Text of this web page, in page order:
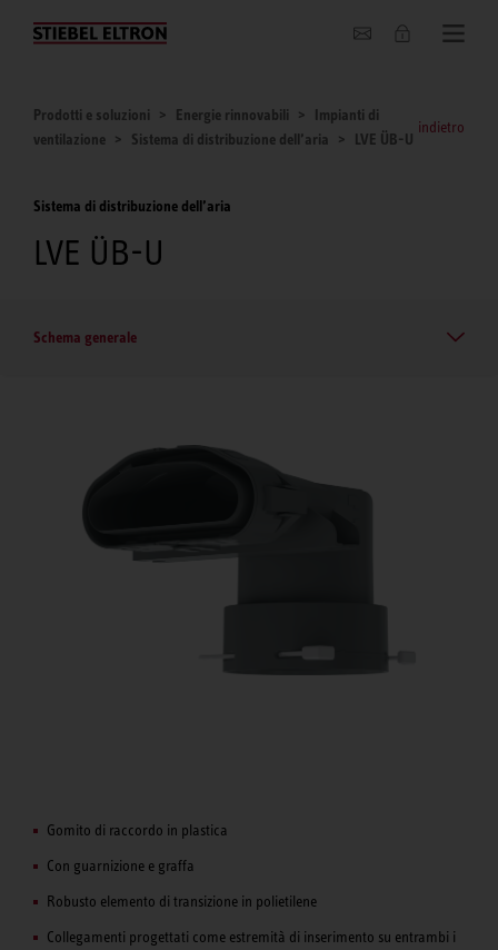
Chi siamo
Prodotti e soluzioni Energie rinnovabili
Impianti di
ventilazione
Sistema di distribuzione dell’aria LVE ÜB-U
indietro
Sistema di distribuzione dell’aria
LVE ÜB-U
Schema generale
Gomito di raccordo in plastica
Con guarnizione e graffa
Robusto elemento di transizione in polietilene
Collegamenti progettati come estremità di inserimento su entrambi i